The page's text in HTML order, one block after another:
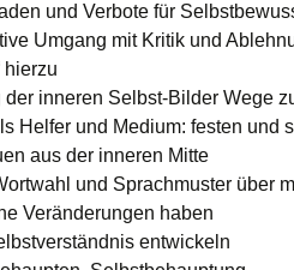
und Verbote für
Umgang mit Kritik und
hierzu
der inneren Selbst-Bilder Wege
Helfer und Medium: festen und
aus der inneren Mitte
und Sprachmuster über
Veränderungen haben
entwickeln